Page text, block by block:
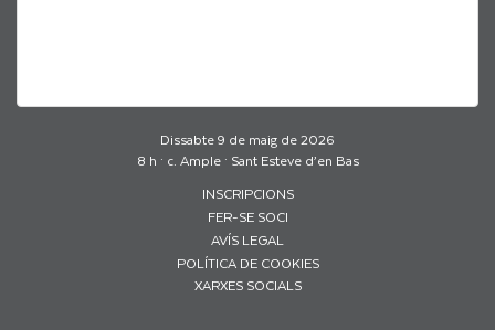
Dissabte 9 de maig de 2026
8 h · c. Ample · Sant Esteve d’en Bas
INSCRIPCIONS
FER-SE SOCI
AVÍS LEGAL
POLÍTICA DE COOKIES
XARXES SOCIALS